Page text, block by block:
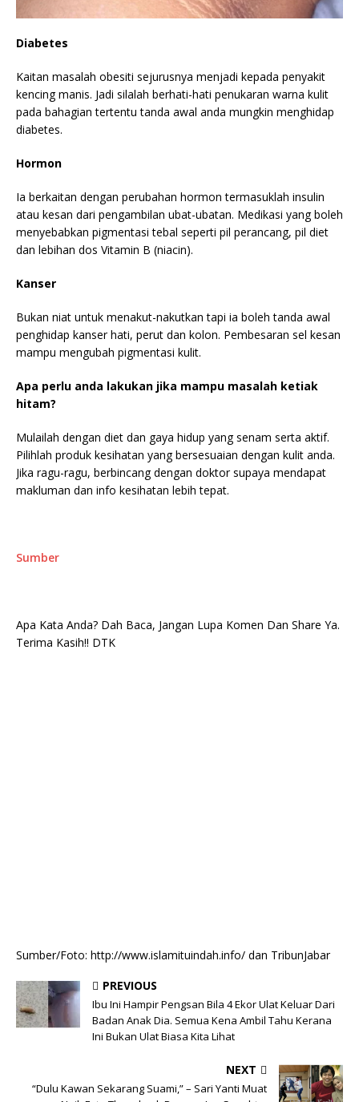
Diabetes
Kaitan masalah obesiti sejurusnya menjadi kepada penyakit
kencing manis. Jadi silalah berhati-hati penukaran warna kulit
pada bahagian tertentu tanda awal anda mungkin menghidap
diabetes.
Hormon
Ia berkaitan dengan perubahan hormon termasuklah insulin
atau kesan dari pengambilan ubat-ubatan. Medikasi yang boleh
menyebabkan pigmentasi tebal seperti pil perancang, pil diet
dan lebihan dos Vitamin B (niacin).
Kanser
Bukan niat untuk menakut-nakutkan tapi ia boleh tanda awal
penghidap kanser hati, perut dan kolon. Pembesaran sel kesan
mampu mengubah pigmentasi kulit.
Apa perlu anda lakukan jika mampu masalah ketiak
hitam?
Mulailah dengan diet dan gaya hidup yang senam serta aktif.
Pilihlah produk kesihatan yang bersesuaian dengan kulit anda.
Jika ragu-ragu, berbincang dengan doktor supaya mendapat
makluman dan info kesihatan lebih tepat.
Sumber
Apa Kata Anda? Dah Baca, Jangan Lupa Komen Dan Share Ya.
Terima Kasih!! DTK
Sumber/Foto: http://www.islamituindah.info/ dan TribunJabar
PREVIOUS
Ibu Ini Hampir Pengsan Bila 4 Ekor Ulat Keluar Dari
Badan Anak Dia. Semua Kena Ambil Tahu Kerana
Ini Bukan Ulat Biasa Kita Lihat
NEXT
“Dulu Kawan Sekarang Suami,” – Sari Yanti Muat